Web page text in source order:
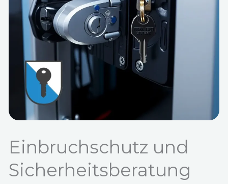
Einbruchschutz und
Sicherheitsberatung